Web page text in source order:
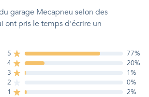
garage Mecapneu selon des
ont pris le temps d'écrire un
5 77%
4
20%
3
1%
2
0%
1
2%